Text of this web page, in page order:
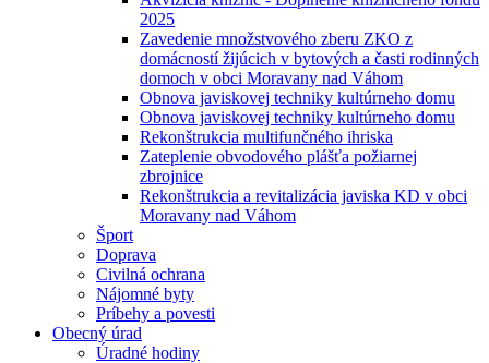
2025
Zavedenie množstvového zberu ZKO z
domácností žijúcich v bytových a časti rodinných
domoch v obci Moravany nad Váhom
Obnova javiskovej techniky kultúrneho domu
Obnova javiskovej techniky kultúrneho domu
Rekonštrukcia multifunčného ihriska
Zateplenie obvodového plášťa požiarnej
zbrojnice
Rekonštrukcia a revitalizácia javiska KD v obci
Moravany nad Váhom
Šport
Doprava
Civilná ochrana
Nájomné byty
Príbehy a povesti
Obecný úrad
Úradné hodiny